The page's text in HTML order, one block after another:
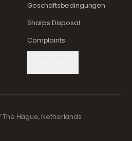
Geschäftsbedingungen
Sharps Disposal
Complaints
The Hague, Netherlands